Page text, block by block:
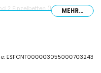
2 Einzelbetten (Maße 190 x 90
12 m x 6 m und 2 m tief
MEHR...
ESFCNT000003055000703243